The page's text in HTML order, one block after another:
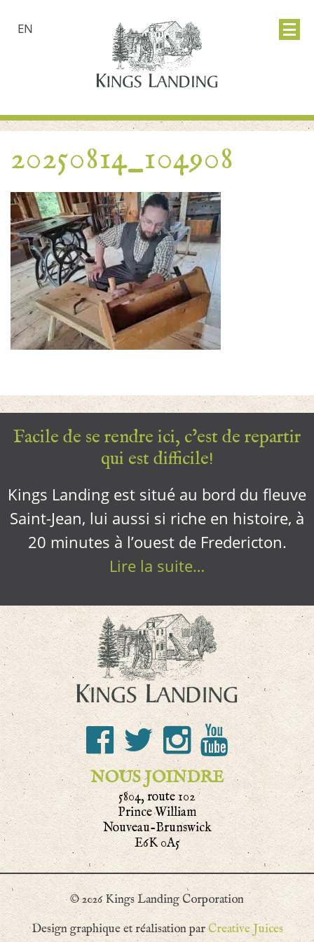
EN
20250814_104908
Facile de se rendre ici, c’est de repartir
qui est difficile!
Kings Landing est situé au bord du fleuve
Saint-Jean, lui aussi si riche en histoire, à
20 minutes à l’ouest de Fredericton.
Lire la suite…
NOUS JOINDRE
5804, route 102
Prince William
Nouveau-Brunswick
E6K 0A5
© 2026 Kings Landing Corporation
Design graphique et réalisation par Creative Juices